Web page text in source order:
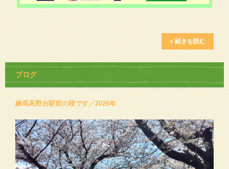
» 続きを読む
ブログ
練馬高野台駅前の桜です／2026年